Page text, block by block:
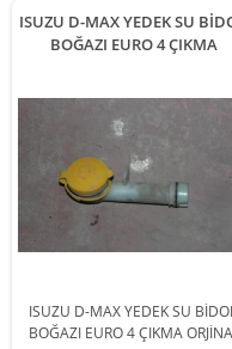
ISUZU D-MAX YEDEK SU
BOĞAZI EURO 4 ÇIKMA
ISUZU D-MAX YEDEK SU
BOĞAZI EURO 4 ÇIKMA